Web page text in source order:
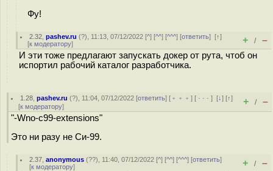
Фу!
2.32 ,pashev.ru (?), 11:13, 07/12/2022 [^] [^^] [^^^] [ответить][↑]
[к модератору] + / –
И эти тоже предлагают запускать докер от рута, чтоб он
испортил рабочий каталог разработчика.
1.28 ,pashev.ru (?), 11:04, 07/12/2022 [ответить] [ ﹢﹢﹢] [ · · ·][↓] [↑]
[к модератору] + / –
"-Wno-c99-extensions"
Это ни разу не Си-99.
2.37 ,anonymous (??), 11:40, 07/12/2022 [^] [^^] [^^^] [ответить]
[к модератору] + / –